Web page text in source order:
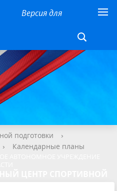
Версия для
ЦЕНТР СПОРТИВНОЙ
подготовки
›
› Календарные планы